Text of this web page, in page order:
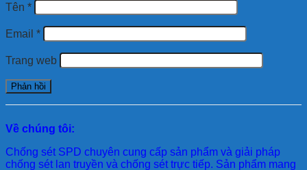
Tên *
Email *
Trang web
Về chúng tôi:
Chống sét SPD chuyên cung cấp sản phẩm và giải pháp
chống sét lan truyền và chống sét trực tiếp. Sản phẩm mang